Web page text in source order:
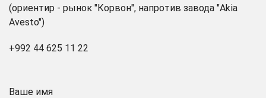
(ориентир - рынок "Корвон", напротив завода "Akia
Avesto")
+992 44 625 11 22
Ваше имя